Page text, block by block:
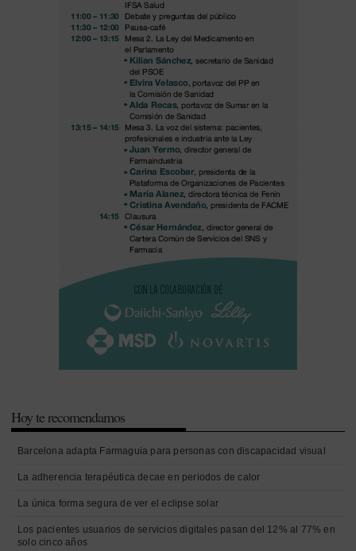
Hoy te recomendamos
Barcelona adapta Farmaguia para personas con discapacidad visual
La adherencia terapéutica decae en periodos de calor
La única forma segura de ver el eclipse solar
Los pacientes usuarios de servicios digitales pasan del 12% al 77% en
solo cinco años